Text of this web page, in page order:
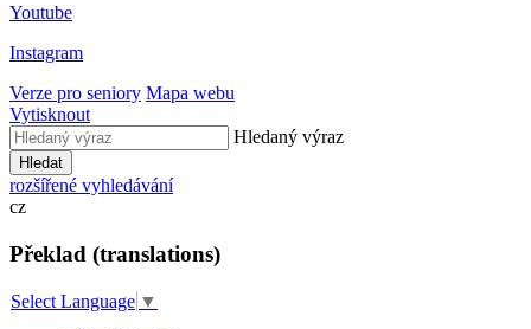
Youtube
Instagram
Verze pro seniory Mapa webu
Vytisknout
Hledaný výraz
Hledat
rozšířené vyhledávání
cz
Překlad (translations)
Select Language ▼